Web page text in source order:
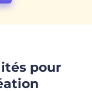
pour